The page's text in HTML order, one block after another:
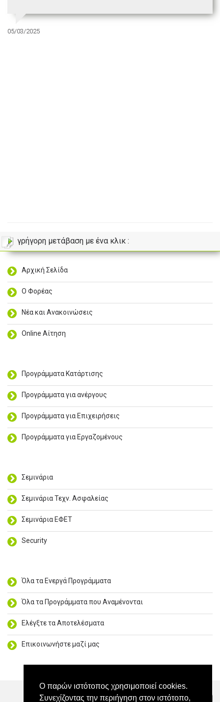
Ο παρών ιστότοπος χρησιμοποιεί cookies.
Συνεχίζοντας την περιήγηση στον ιστότοπο,
05/03/2025
γρήγορη μετάβαση με ένα κλικ :
Αρχική Σελίδα
Ο Φορέας
Νέα και Ανακοινώσεις
Online Αίτηση
Προγράμματα Κατάρτισης
Προγράμματα για ανέργους
Προγράμματα για Επιχειρήσεις
Προγράμματα για Εργαζομένους
Σεμινάρια
Σεμινάρια Τεχν. Ασφαλείας
Σεμινάρια ΕΦΕΤ
Security
Όλα τα Ενεργά Προγράμματα
Όλα τα Προγράμματα που Αναμένονται
Ελέγξτε τα Αποτελέσματα
Επικοινωνήστε μαζί μας
Επικοινωνία Η διεύθυνσή μας